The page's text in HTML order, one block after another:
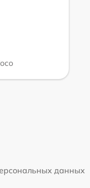
данных